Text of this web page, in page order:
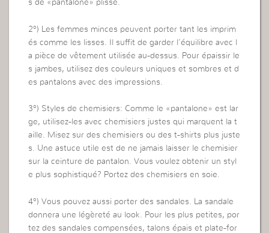
s de «pantalone» plissé.
2°) Les femmes minces peuvent porter tant les imprim
és comme les lisses. Il suffit de garder l’équilibre avec l
a pièce de vêtement utilisée au-dessus. Pour épaissir le
s jambes, utilisez des couleurs uniques et sombres et d
es pantalons avec des impressions.
3°) Styles de chemisiers: Comme le «pantalone» est lar
ge, utilisez-les avec chemisiers justes qui marquent la t
aille. Misez sur des chemisiers ou des t-shirts plus juste
s. Une astuce utile est de ne jamais laisser le chemisier
sur la ceinture de pantalon. Vous voulez obtenir un styl
e plus sophistiqué? Portez des chemisiers en soie.
4°) Vous pouvez aussi porter des sandales. La sandale
donnera une légèreté au look. Pour les plus petites, por
tez des sandales compensées, talons épais et plate-for